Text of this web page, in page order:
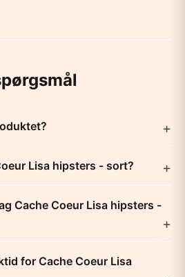
Lisa hipsters - sort?
Cache Coeur Lisa hipsters -
for Cache Coeur Lisa